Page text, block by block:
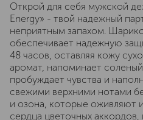
Открой для себя мужской
Energy» - твой надежный
неприятным запахом.
обеспечивает надежную
48 часов, оставляя кожу
аромат, напоминает
пробуждает чувства и
свежими верхними нотами
и озона, которые оживляют
сердца цветочных аккордов,